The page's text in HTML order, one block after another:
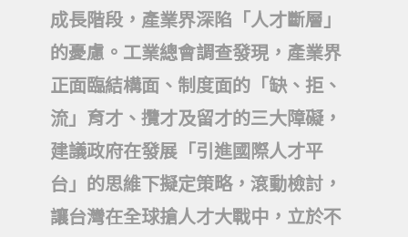
成長階段，產業界深陷「人才斷層」
的憂慮。工業總會調查發現，產業界
正面臨結構面、制度面的「缺、拒、
流」育才、攬才及留才的三大障礙，
建議政府在發展「引進國際人才平
台」的思維下擬定策略，滾動檢討，
讓台灣在全球搶人才大戰中，立於不